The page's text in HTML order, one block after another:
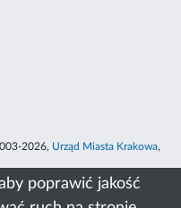
poprawić jakość
2026, Urząd Miasta Krakowa,